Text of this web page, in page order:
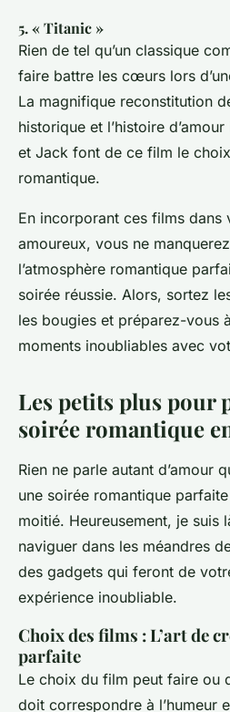
5. « Titanic »
Rien de tel qu’un classique
faire battre les cœurs lors
La magnifique reconstitution
historique et l’histoire
et Jack font de ce film le
romantique.
En incorporant ces films dans
amoureux, vous ne
l’atmosphère romantique
soirée réussie. Alors, sortez
les bougies et préparez-vous
moments inoubliables avec
Les petits plus pour
soirée romantique
Rien ne parle autant d’amour
une soirée romantique
moitié. Heureusement, je suis
naviguer dans les méandres
des gadgets qui feront de
expérience inoubliable.
Choix des films : L’art de
parfaite
Le choix du film peut faire ou
doit correspondre à l’humeur